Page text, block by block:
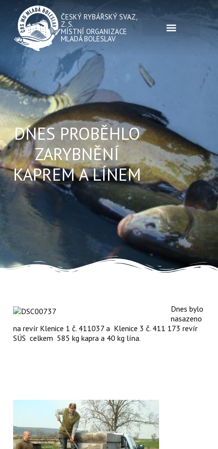
ČESKÝ RYBÁŘSKÝ SVAZ,
Z. S.
MÍSTNÍ ORGANIZACE
MLADÁ BOLESLAV
DNES PROBĚHLO
ZARYBNĚNÍ
KAPREM A LÍNEM
Dnes bylo
nasazeno
na revír Klenice 1 č. 411037 a Klenice 3 č. 411 173 revír
SÚS celkem 585 kg kapra a 40 kg lína.